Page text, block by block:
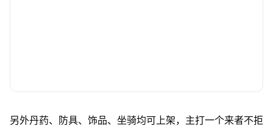
另外丹药、防具、饰品、坐骑均可上架，主打一个来者不拒